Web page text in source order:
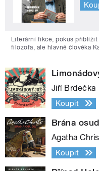
Literární fikce, pokus přiblížit
filozofa, ale hlavně člověka
Jiří Brdečka
Koupit
Brána
Agatha
Koupit